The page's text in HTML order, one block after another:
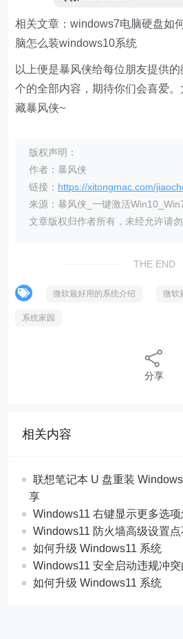
相关文章：windows7电脑硬盘如
脑怎么装windows10系统
以上便是暴风侠给每位朋友提供
个的全部内容，期待你们会喜爱
藏暴风侠~
版权声明：
作者：暴风侠
链接： https://xitongmac.com/
来源：暴风侠_一键激活
文章版权归作者所有，未经允许请勿
THE END
微软最好用的系统介绍 微软
系统家园
分享
相关内容
联想笔记本 U 盘重装
享
Windows11 右键显示更多选项
Windows11 防火墙高级设置点
如何升级 Windows11 系统
Windows11 安全启动违规冲
如何升级 Windows11 系统